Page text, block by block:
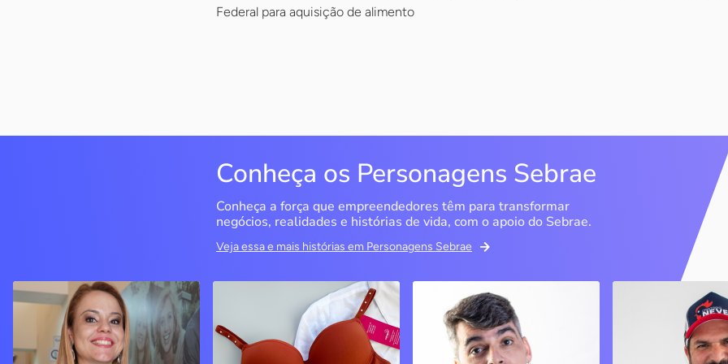
Federal para aquisição de alimento
Conheça os Personagens Sebrae
Conheça a força que empreendedores têm para transformar
negócios, realidades e histórias de vida, com o apoio do Sebrae.
Veja essa e mais histórias em Personagens Sebrae
QualiMedi Saúde
Londrina / PR
Crisanália Cinagava e
Miragem Moda Íntima
Pérola / PR
Com o apoio do Sebrae, a
Bipp Tecnologia
Picos / PI
Marcus Linhares
Criatório
Sobrália / MG